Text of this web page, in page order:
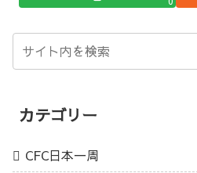
カテゴリー
CFC日本一周